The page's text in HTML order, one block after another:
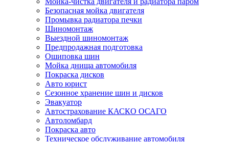
Безопасная мойка двигателя
Промывка радиатора печки
Шиномонтаж
Выездной шиномонтаж
Предпродажная подготовка
Ошиповка шин
Мойка днища автомобиля
Покраска дисков
Авто юрист
Сезонное хранение шин и дисков
Эвакуатор
Автострахование КАСКО ОСАГО
Автоломбард
Покраска авто
Техническое обслуживание автомобиля